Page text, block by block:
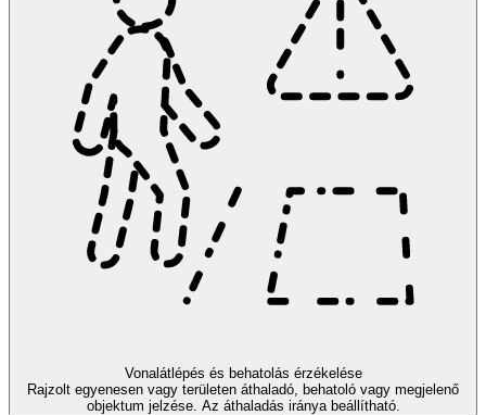
Vonalátlépés és behatolás érzékelése
Rajzolt egyenesen vagy területen áthaladó, behatoló vagy megjelenő
objektum jelzése. Az áthaladás iránya beállítható.